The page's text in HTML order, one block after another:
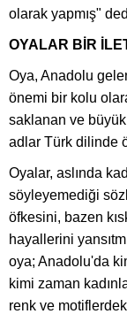
olarak yapmış"
OYALAR BİR
Oya, Anadolu
önemi bir kolu
saklanan ve
adlar Türk dilinde
Oyalar, aslında
söyleyemediği
öfkesini, bazen
hayallerini
oya; Anadolu'da
kimi zaman
renk ve